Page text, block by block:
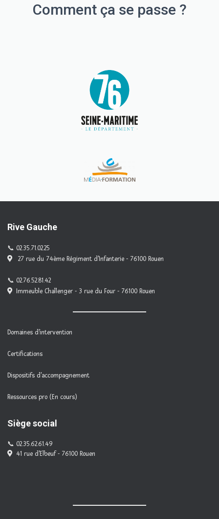
Comment ça se passe ?
Rive Gauche
02.35.71.02.25
27 rue du 74ème Régiment d'Infanterie - 76100 Rouen
02.76.52.81.42
Immeuble Challenger - 3 rue du Four - 76100 Rouen
Domaines d'intervention
Certifications
Dispositifs d'accompagnement
Ressources pro (En cours)
Siège social
02.35.62.61.49
41 rue d'Elbeuf - 76100 Rouen